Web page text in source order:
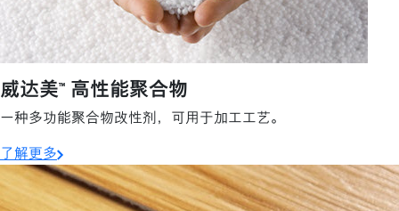
威达美™ 高性能聚合物
一种多功能聚合物改性剂，可用于加工工艺。
了解更多